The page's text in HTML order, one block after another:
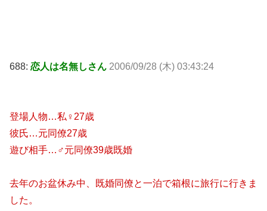
688: 恋人は名無しさん 2006/09/28 (木) 03:43:24
登場人物…私♀27歳
彼氏…元同僚27歳
遊び相手…♂元同僚39歳既婚
去年のお盆休み中、既婚同僚と一泊で箱根に旅行に行きま
した。